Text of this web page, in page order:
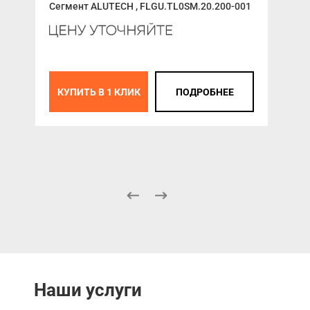
Сегмент ALUTECH , FLGU.TL0SM.20.200-001
КУПИТЬ В 1 КЛИК ПОДРОБНЕЕ
Наши услуги